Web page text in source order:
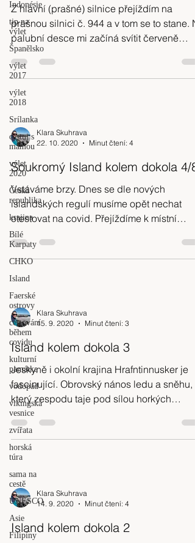
Indonésie
tip na
výlet
Španělsko
výlet
2017
výlet
2018
Srílanka
cestuj s
mámou
výlet
2020
Česká
republika
krajina
Bílé
Karpaty
CHKO
Island
Faerské
ostrovy
cestování
během
covidu
kulturní
památka
vodopád
vikingská
vesnice
zvířata
horská
túra
sama na
cestě
UNESCO
Asie
Filipíny
Z hlavní (prašné) silnice přejíždím na
prašnou silnici č. 944 a v tom se to stane.
palubní desce mi začíná svítit červeně
symbol baterie.
Klara Skuhrava
22. 10. 2020
Minut čtení: 4
Soukromý Island kolem dokola 4/8
Vstáváme brzy. Dnes se dle nových
islandských regulí musíme opět nechat
otestovat na covid. Přejíždíme k místní
nemocnici, u které se tvoří
Klara Skuhrava
15. 9. 2020
Minut čtení: 3
Island kolem dokola 3
Jeskyně i okolní krajina Hrafntinnusker je
fascinující. Obrovský nános ledu a sněhu,
který zespodu taje pod sílou horkých
pramenů. Ohříváme
Klara Skuhrava
14. 9. 2020
Minut čtení: 4
Island kolem dokola 2